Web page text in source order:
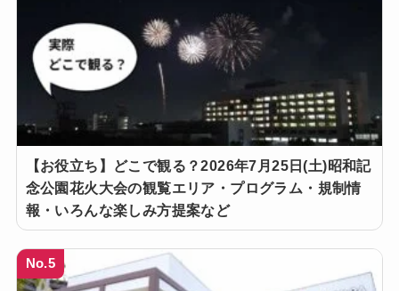
【お役立ち】どこで観る？2026年7月25日(土)昭和記
念公園花火大会の観覧エリア・プログラム・規制情
報・いろんな楽しみ方提案など
No.5